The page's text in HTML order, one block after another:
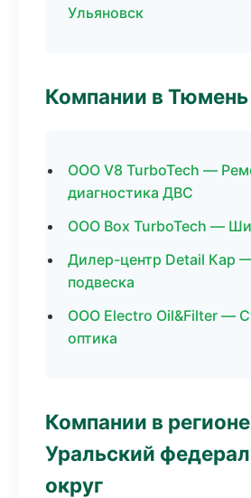
Ульяновск
Компании в Тюмень
ООО V8 TurboTech —
диагностика ДВС
ООО Box TurboTech —
Дилер-центр Detail Кар
подвеска
ООО Electro Oil&Filter —
оптика
Компании в
Уральский
округ